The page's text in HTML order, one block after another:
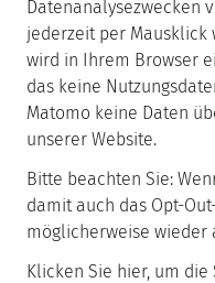
Datenanalysezwecken
jederzeit per Mausklick
wird in Ihrem Browser
das keine
Matomo keine Daten
unserer Website.
Bitte beachten Sie:
damit auch das Opt-
möglicherweise wieder
Klicken Sie hier, um